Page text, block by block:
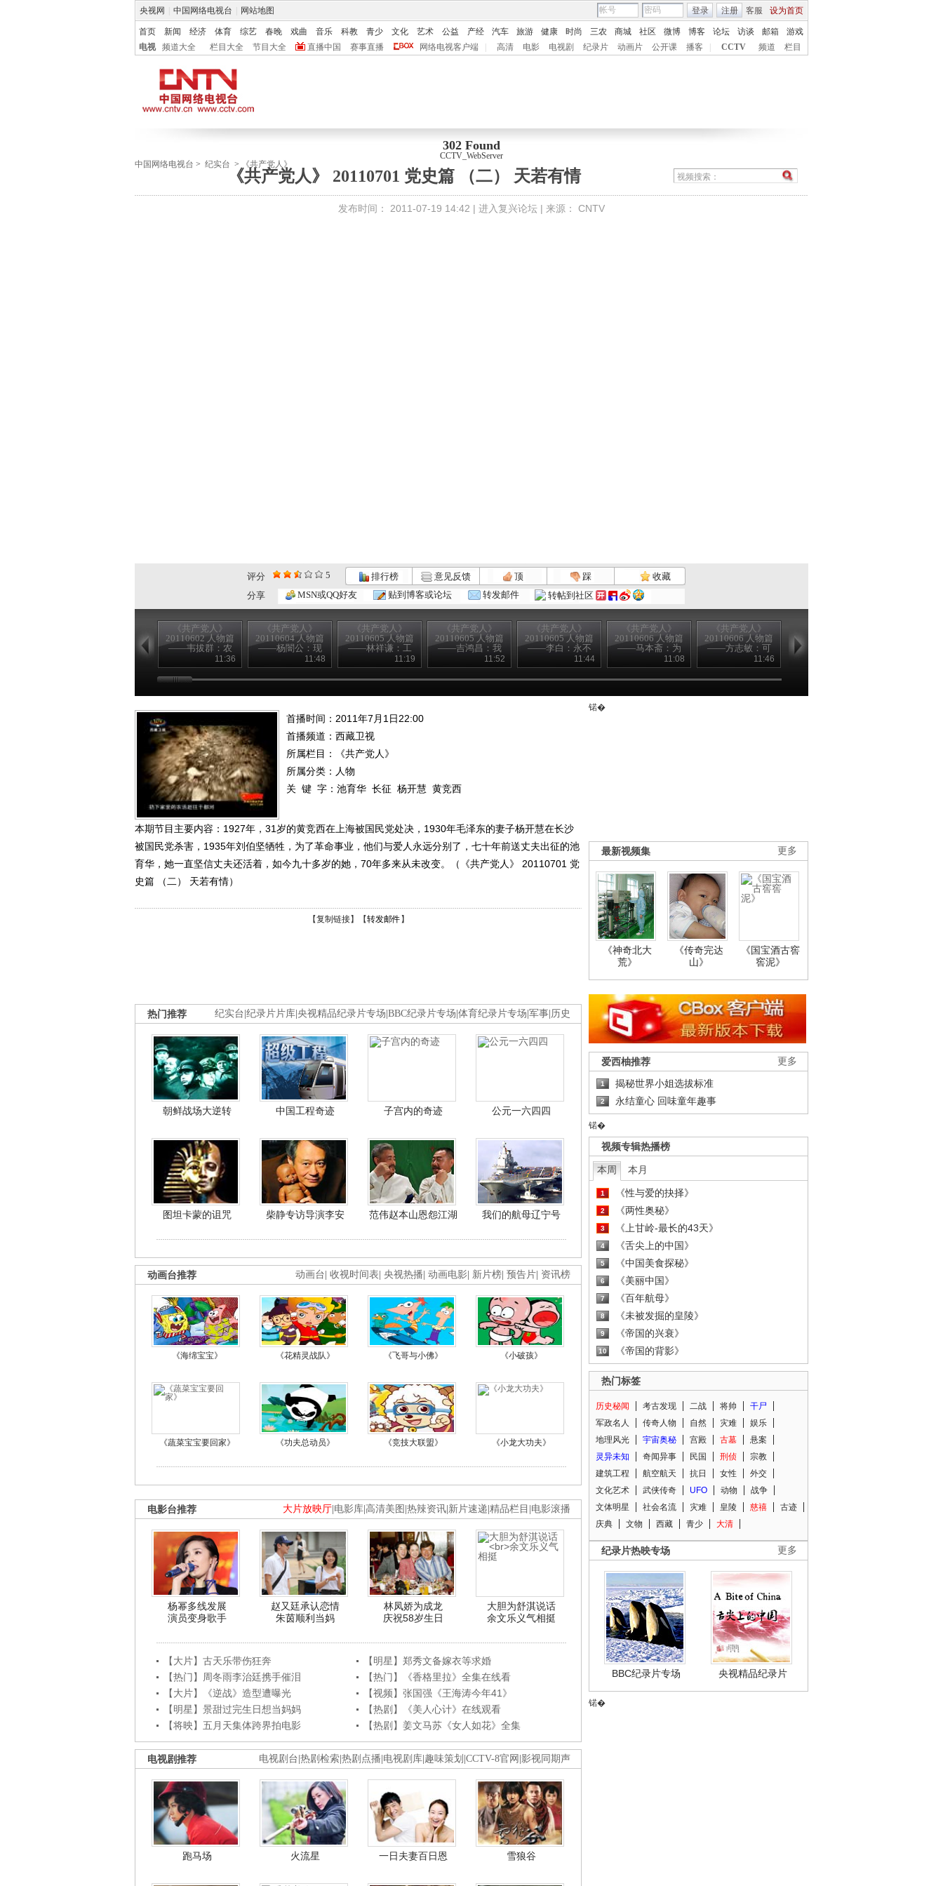
央视网 中国网络电视台 网站地图 客服 设为首页
登录 注册
首页 新闻 经济 体育 综艺 春晚 戏曲 音乐 科教 青少 文化 艺术 公益 产经 汽车 旅游 健康 时尚 三农 商城 社区 微博 博客 论坛 访谈 邮箱
游戏
电视
频道大全 栏目大全 节目大全 直播中国 赛事直播 网络电视客户端 高清 电影 电视剧 纪录片 动画片 公开课 播客 CCTV 频道 栏目
302 Found
CCTV_WebServer
中国网络电视台 > 纪实台 > 《共产党人》
《共产党人》 20110701 党史篇 （二） 天若有情
发布时间： 2011-07-19 14:42 | 进入复兴论坛 | 来源： CNTV
评分 5 排行榜 意见反馈 顶 踩
收藏
分享
MSN或QQ好友 贴到博客或论坛 转发邮件 转帖到社区
《共产党人》
20110602 人物篇
——韦拔群：农
民的好拔哥11:36
《共产党人》
20110604 人物篇
——杨闇公：现
11:48
《共产党人》
20110605 人物篇
——林祥谦：工
11:19
《共产党人》
20110605 人物篇
——吉鸿昌：我
是中国人11:52
《共产党人》
20110605 人物篇
——李白：永不
消逝的电波11:44
《共产党人》
20110606 人物篇
——马本斋：为
11:08
《共产党人》
20110606 人物篇
——方志敏：可
爱的中国11:46
20110606人物篇
林基路：库车人
首播时间：2011年7月1日22:00
首播频道： 西藏卫视
所属栏目：
《共产党人》
所属分类：人物
关 键 字： 池育华 长征 杨开慧 黄竞西
本期节目主要内容：1927年，31岁的黄竞西在上海被国民党处决，1930年毛泽东的妻子杨开慧在长沙
被国民党杀害，1935年刘伯坚牺牲，为了革命事业，他们与爱人永远分别了，七十年前送丈夫出征的池
育华，她一直坚信丈夫还活着，如今九十多岁的她，70年多来从未改变。（《共产党人》 20110701 党
史篇 （二） 天若有情）
【复制链接】【转发邮件 】
纪实台 纪录片片库 央视精品纪录片专场 BBC纪录片专场 体育纪录片专场 军事 历史
热门推荐
朝鲜战场大逆转 中国工程奇迹 子宫内的奇迹 公元一六四四
图坦卡蒙的诅咒 柴静专访导演李安 范伟赵本山恩怨江湖 我们的航母辽宁号
动画台 收视时间表 央视热播 动画电影 新片榜 预告片 资讯榜
动画台推荐
《海绵宝宝》 《花精灵战队》 《飞哥与小佛》 《小破孩》
《蔬菜宝宝要回家》 《功夫总动员》 《竞技大联盟》 《小龙大功夫》
大片放映厅 电影库 高清美图 热辣资讯 新片速递 精品栏目 电影滚播
电影台推荐
杨幂多线发展
演员变身歌手
赵又廷承认恋情
朱茵顺利当妈
林凤娇为成龙
庆祝58岁生日
大胆为舒淇说话
余文乐义气相挺
【大片】古天乐带伤狂奔
【明星】郑秀文备嫁衣等求婚
【热门】周冬雨李治廷携手催泪
【热门】《香格里拉》全集在线看
【大片】《逆战》造型遭曝光
【视频】张国强《王海涛今年41》
【明星】景甜过完生日想当妈妈
【热剧】《美人心计》在线观看
【将映】五月天集体跨界拍电影
【热剧】姜文马苏《女人如花》全集
电视剧台 热剧检索 热剧点播 电视剧库 趣味策划 CCTV-8官网 影视同期声
电视剧推荐
跑马场 火流星 一日夫妻百日恩 雪狼谷
锘�
更多
最新视频集
《神奇北大
荒》
《传奇完达
山》
《国宝酒古窖
窖泥》
更多
爱西柚推荐
1 揭秘世界小姐选拔标准
2 永结童心 回味童年趣事
锘�
视频专辑热播榜
本周 本月
1 《性与爱的抉择》
2 《两性奥秘》
3 《上甘岭-最长的43天》
4 《舌尖上的中国》
5 《中国美食探秘》
6 《美丽中国》
7 《百年航母》
8 《未被发掘的皇陵》
9 《帝国的兴衰》
10 《帝国的背影》
热门标签
历史秘闻 考古发现 二战 将帅
干尸
军政名人
传奇人物 自然 灾难
娱乐
地理风光
宇宙奥秘 宫殿 古墓
悬案
灵异未知
奇闻异事 民国 刑侦
宗教
建筑工程
航空航天 抗日 女性
外交
文化艺术
武侠传奇 UFO 动物
战争
文体明星
社会名流 灾难 皇陵 慈禧
古迹
庆典
文物 西藏 青少 大清
更多
纪录片热映专场
BBC纪录片专场 央视精品纪录片
锘�